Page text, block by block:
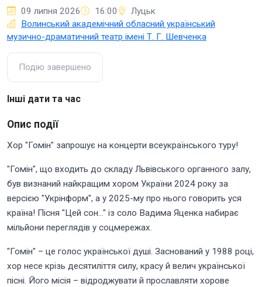
09 липня 2026 16:00
Луцьк
Волинський академічний обласний український
музично-драматичний театр імені Т. Г. Шевченка
Подію завершено
Інші дати та час
Опис події
Хор "Гомін" запрошує на концерти всеукраїнського туру!
"Гомін", що входить до складу Львівського органного залу,
був визнаний найкращим хором України 2024 року за
версією "Укрінформ", а у 2025-му про нього говорить уся
країна! Пісня "Цей сон…" із соло Вадима Яценка набирає
мільйони переглядів у соцмережах.
"Гомін" – це голос української душі. Заснований у 1988 році,
хор несе крізь десятиліття силу, красу й велич української
пісні. Його місія – відроджувати й прославляти хорове